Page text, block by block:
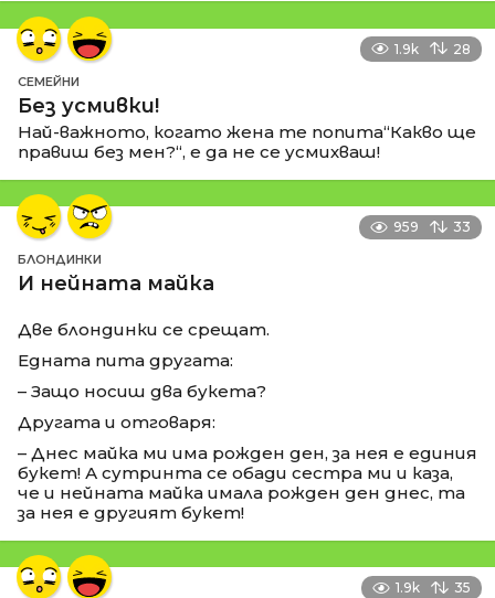
1.9k 28
СЕМЕЙНИ
Без усмивки!
Най-важното, когато жена те попита“Какво ще
правиш без мен?“, е да не се усмихваш!
959 33
БЛОНДИНКИ
И нейната майка
Две блондинки се срещат.
Едната пита другата:
– Защо носиш два букета?
Другата и отговаря:
– Днес майка ми има рожден ден, за нея е единия
букет! А сутринта се обади сестра ми и каза,
че и нейната майка имала рожден ден днес, та
за нея е другият букет!
1.9k 35